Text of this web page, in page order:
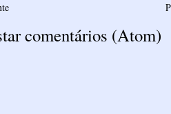
comentários (Atom)